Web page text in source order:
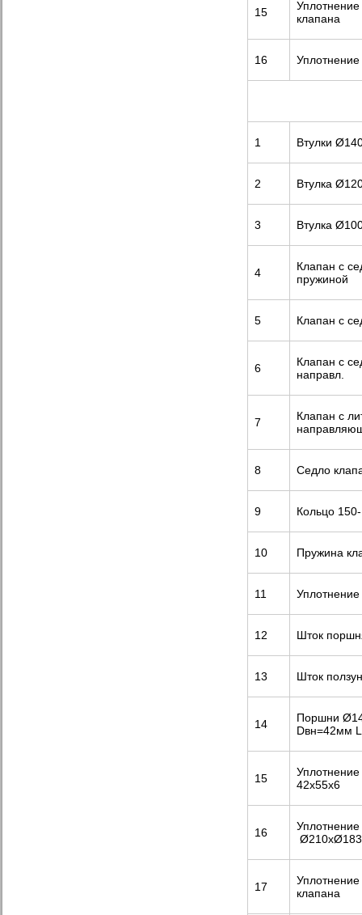
15
клапана
16 Уплотнение
1 Втулки
2 Втулка
3 Втулка
4
Клапан с
пружиной
5 Клапан с
6
Клапан с
направл.
7
Клапан с
8 Седло
9 Кольцо
10 Пружина
11
12 Шток
13 Шток
14
Поршни
Dвн=42мм
15
42х55х6
16
Уплотнение
17
клапана